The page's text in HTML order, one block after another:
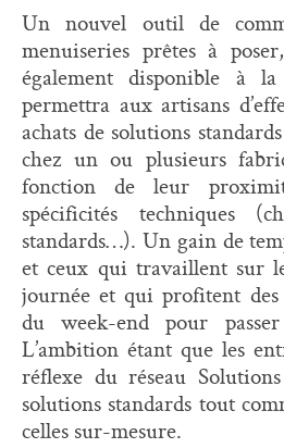
Un nouvel outil de
menuiseries prêtes à
également disponible à
permettra aux artisans
achats de solutions
chez un ou plusieurs
fonction de leur
spécificités techniques
standards…). Un gain de
et ceux qui travaillent sur
journée et qui profitent
du week-end pour
L’ambition étant que les
réflexe du réseau
solutions standards tout
celles sur-mesure.